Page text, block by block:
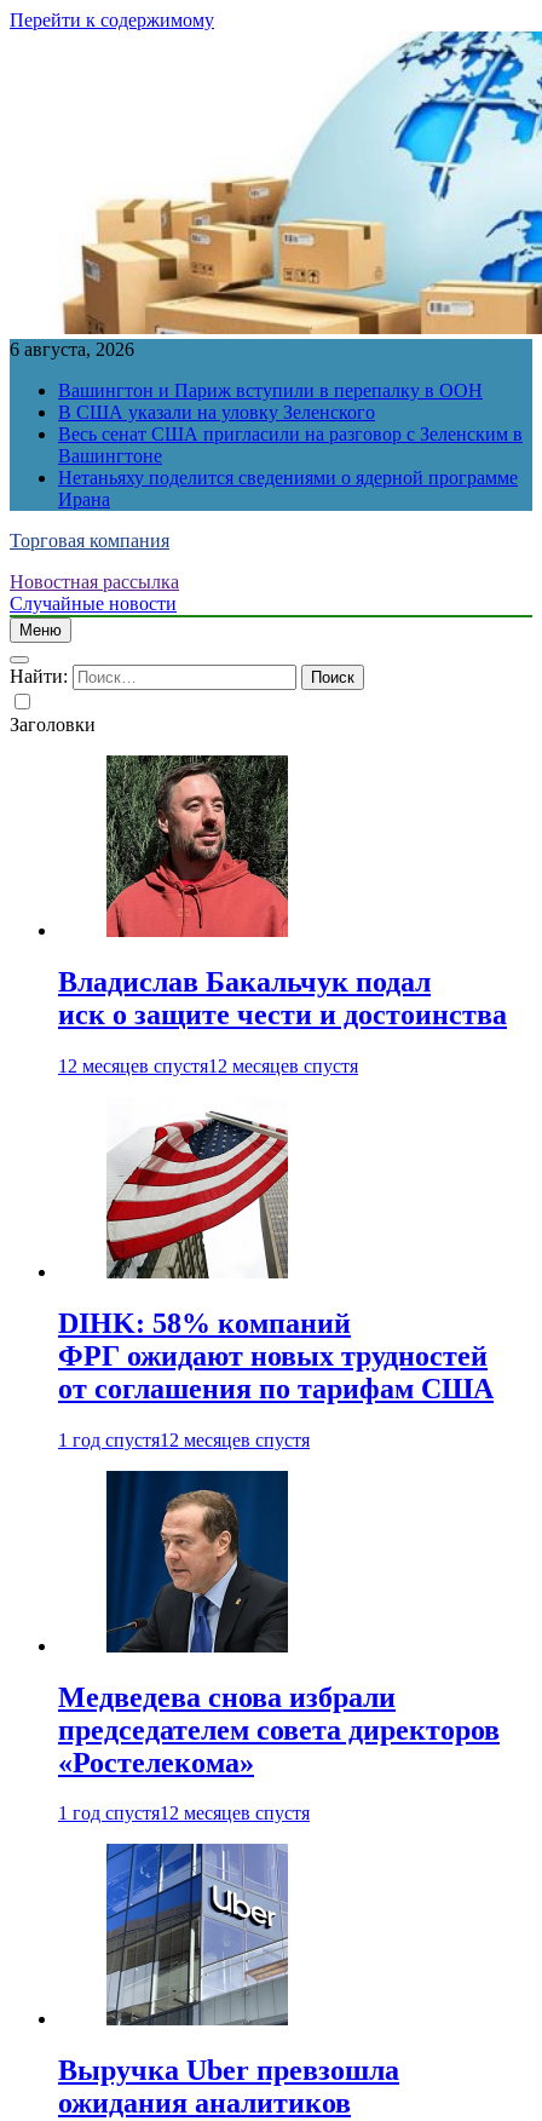
Перейти к содержимому
6 августа, 2026
Вашингтон и Париж вступили в перепалку в ООН
В США указали на уловку Зеленского
Весь сенат США пригласили на разговор с Зеленским в
Вашингтоне
Нетаньяху поделится сведениями о ядерной программе
Ирана
Торговая компания
Новостная рассылка
Случайные новости
Меню
Найти:
Заголовки
Владислав Бакальчук подал
иск о защите чести и достоинства
12 месяцев спустя12 месяцев спустя
DIHK: 58% компаний
ФРГ ожидают новых трудностей
от соглашения по тарифам США
1 год спустя12 месяцев спустя
Медведева снова избрали
председателем совета директоров
«Ростелекома»
1 год спустя12 месяцев спустя
Выручка Uber превзошла
ожидания аналитиков